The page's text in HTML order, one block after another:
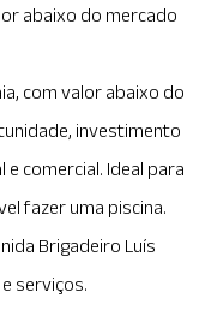
abaixo do mercado
com valor abaixo do
investimento
comercial. Ideal para
fazer uma piscina.
Brigadeiro Luís
serviços.